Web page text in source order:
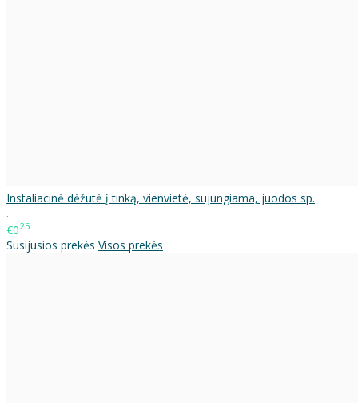
Instaliacinė dėžutė į tinką, vienvietė, sujungiama, juodos sp.
..
€025
Susijusios prekės Visos prekės